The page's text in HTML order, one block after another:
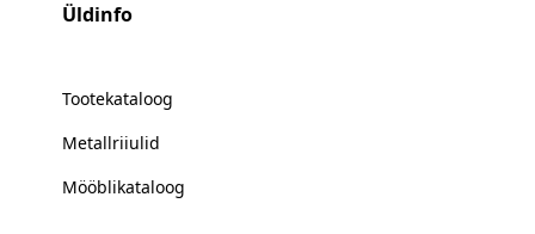
Üldinfo
Tootekataloog
Metallriiulid
Mööblikataloog